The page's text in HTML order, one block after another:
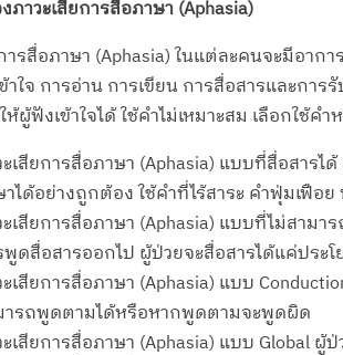
ภาวะเสียการสื่อภาษา (Aphasia)
ารสื่อภาษา (Aphasia) ในแต่ละคนจะมีอา
าใจ การอ่าน การเขียน การสื่อสารและกา
ห้ผู้ฟังเข้าใจได้ ใช้คำไม่เหมาะสม เลือกใ
เสียการสื่อภาษา (Aphasia) แบบที่สื่อสาร
ได้อย่างถูกต้อง ใช้คำที่ไร้สาระ คำฟุ่มเฟือ
เสียการสื่อภาษา (Aphasia) แบบที่ไม่สาม
พูดสื่อสารออกไป ผู้ป่วยจะสื่อสารได้แค่ประ
เสียการสื่อภาษา (Aphasia) แบบ
ารถพูดตามได้หรือหากพูดตามจะพูดผิด
เสียการสื่อภาษา (Aphasia) แบบ Global